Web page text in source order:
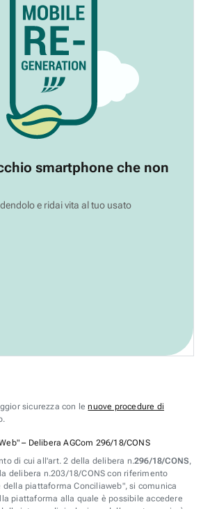
smartphone che non
e ridai vita al tuo usato
sicurezza con lenuove procedure di
– Delibera AGCom 296/18/CONS
di cui all'art. 2 della delibera n.296/18/CONS,
delibera n.203/18/CONS con riferimento
piattaforma Conciliaweb", si comunica
piattaforma alla quale è possibile accedere